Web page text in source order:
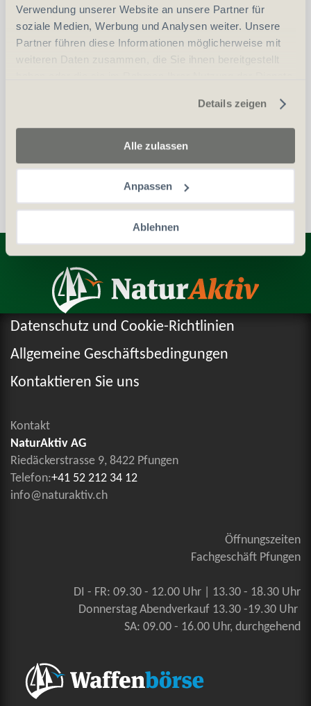
Verwendung unserer Website an unsere Partner für
soziale Medien, Werbung und Analysen weiter. Unsere
Partner führen diese Informationen möglicherweise mit
weiteren Daten zusammen, die Sie ihnen bereitgestellt
Details zeigen
Alle zulassen
Anpassen
Ablehnen
vergleichen In den Warenkorb
Auszug aus dem Zentralstrafregister (ZSA)
Entdecken Sie weitere Produkte
Datenschutz und Cookie-Richtlinien
Allgemeine Geschäftsbedingungen
Kontaktieren Sie uns
Kontakt
NaturAktiv AG
Riedäckerstrasse 9, 8422 Pfungen
Telefon:+41 52 212 34 12
info@naturaktiv.ch
Öffnungszeiten
Fachgeschäft Pfungen
DI - FR: 09.30 - 12.00 Uhr | 13.30 - 18.30 Uhr
Donnerstag Abendverkauf 13.30 -19.30 Uhr
SA: 09.00 - 16.00 Uhr, durchgehend